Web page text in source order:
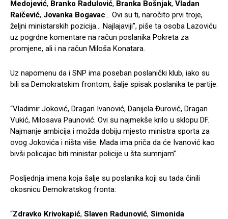
Medojević, Branko Radulović, Branka Bošnjak, Vladan
Raičević, Jovanka Bogavac… Ovi su ti, naročito prvi troje,
željni ministarskih pozicija… Najlajaviji”, piše ta osoba Lazoviću
uz pogrdne komentare na račun poslanika Pokreta za
promjene, ali i na račun Miloša Konatara.
Uz napomenu da i SNP ima poseban poslanički klub, iako su
bili sa Demokratskim frontom, šalje spisak poslanika te partije:
“Vladimir Joković, Dragan Ivanović, Danijela Đurović, Dragan
Vukić, Milosava Paunović. Ovi su najmekše krilo u sklopu DF.
Najmanje ambicija i možda dobiju mjesto ministra sporta za
ovog Jokovića i ništa više. Mada ima priča da će Ivanović kao
bivši policajac biti ministar policije u šta sumnjam”.
Posljednja imena koja šalje su poslanika koji su tada činili
okosnicu Demokratskog fronta:
“Zdravko Krivokapić, Slaven Radunović, Simonida